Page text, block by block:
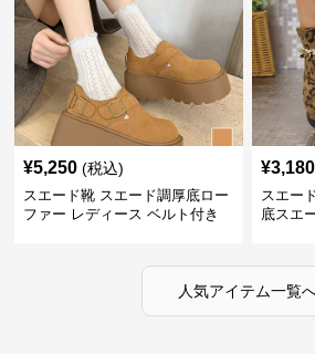
¥5,250 (税込)
スエード靴 スエード調厚底ロー
ファー レディース ベルト付き
¥3,180
スエー
底スエ
人気アイテム一覧